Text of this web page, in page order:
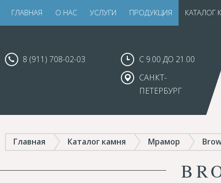
ГЛАВНАЯ О НАС УСЛУГИ ПРОДУКЦИЯ КАТАЛОГ
8 (911) 708-02-03
С 9.00 ДО 21.00
САНКТ-
ПЕТЕРБУРГ
Главная Каталог камня Мрамор